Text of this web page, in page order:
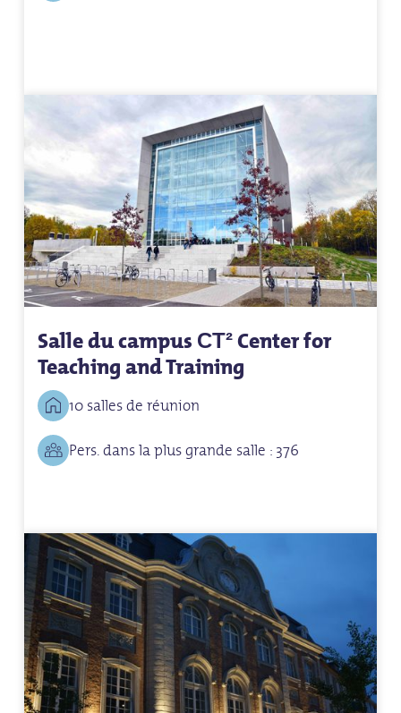
Salle du campus CT²Center for
Teaching and Training
10 salles de réunion
Pers. dans la plus grande salle : 376